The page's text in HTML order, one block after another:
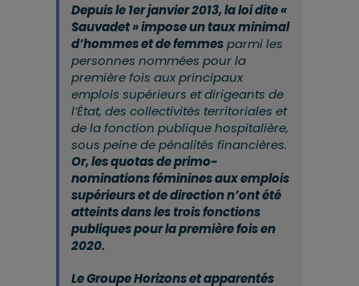
Depuis le 1er janvier 2013, la loi dite «
Sauvadet » impose un taux minimal
d’hommes et de femmesparmi les
personnes nommées pour la
première fois aux principaux
emplois supérieurs et dirigeants de
l’État, des collectivités territoriales et
de la fonction publique hospitalière,
sous peine de pénalités financières.
Or, les quotas de primo-
nominations féminines aux emplois
supérieurs et de direction n’ont été
atteints dans les trois fonctions
publiques pour la première fois en
2020.
Le Groupe Horizons et apparentés